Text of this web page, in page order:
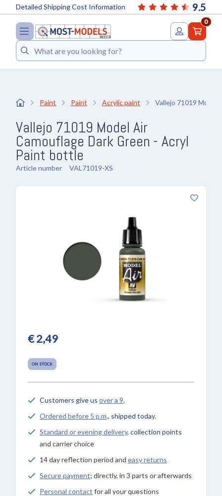
9.5
Detailed Shipping Cost Information
0
Search
Paint Paint Acrylic paint Vallejo 71019 Model
Vallejo 71019 Model Air
Camouflage Dark Green - Acryl
Paint bottle
Article number VAL71019-XS
€ 2,49
ON STOCK
Customers give us over a 9.
Ordered before 5 p.m., shipped today.
Standard or evening delivery, collection points
and carrier choice
14 day reflection period and easy returns
Secure payment; directly, in 3 parts or afterwards
Personal contact for all your questions